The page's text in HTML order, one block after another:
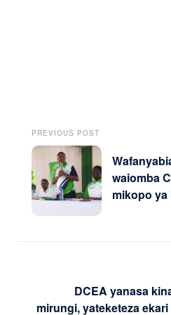
PREVIOUS POST
waiomba
mikopo ya
DCEA yanasa
mirungi, yateketeza ekari